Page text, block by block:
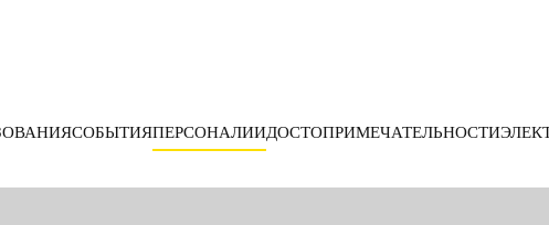
СОБЫТИЯПЕРСОНАЛИИДОСТОПРИМЕЧАТЕЛЬНОСТИ